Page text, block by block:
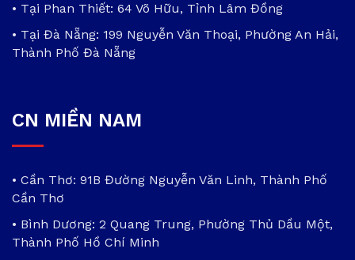
• Tại Phan Thiết: 64 Võ Hữu, Tỉnh Lâm Đồng
• Tại Đà Nẵng: 199 Nguyễn Văn Thoại, Phường An Hải,
Thành Phố Đà Nẵng
CN MIỀN NAM
• Cần Thơ: 91B Đường Nguyễn Văn Linh, Thành Phố
Cần Thơ
• Bình Dương: 2 Quang Trung, Phường Thủ Dầu Một,
Thành Phố Hồ Chí Minh